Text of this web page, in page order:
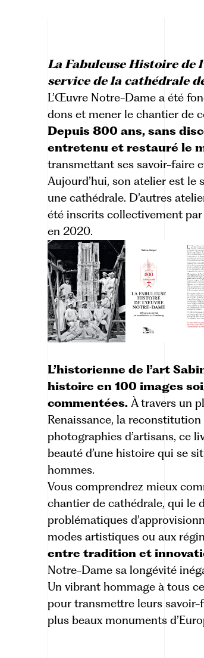
La Fabuleuse Histoire
service de la cathédrale
L’Œuvre Notre-Dame a été
dons et mener le chantier de
Depuis 800 ans, sans
entretenu et restauré le
transmettant ses savoir-faire
Aujourd’hui, son atelier est le
une cathédrale. D’autres
été inscrits collectivement
en 2020.
L’historienne de l’art
histoire en 100 images
commentées. À travers un
Renaissance, la
photographies d’artisans, ce
beauté d’une histoire qui se
hommes.
Vous comprendrez mieux
chantier de cathédrale, qui le
problématiques
modes artistiques ou aux
entre tradition et
Notre-Dame sa longévité
Un vibrant hommage à tous
pour transmettre leurs savoir-
plus beaux monuments